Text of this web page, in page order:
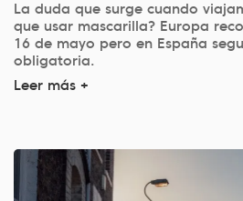
La duda que surge cuando
que usar mascarilla? Europa
16 de mayo pero en España
obligatoria.
Leer más +